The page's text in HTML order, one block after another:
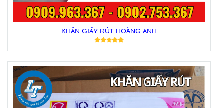
KHĂN GIẤY RÚT HOÀNG ANH